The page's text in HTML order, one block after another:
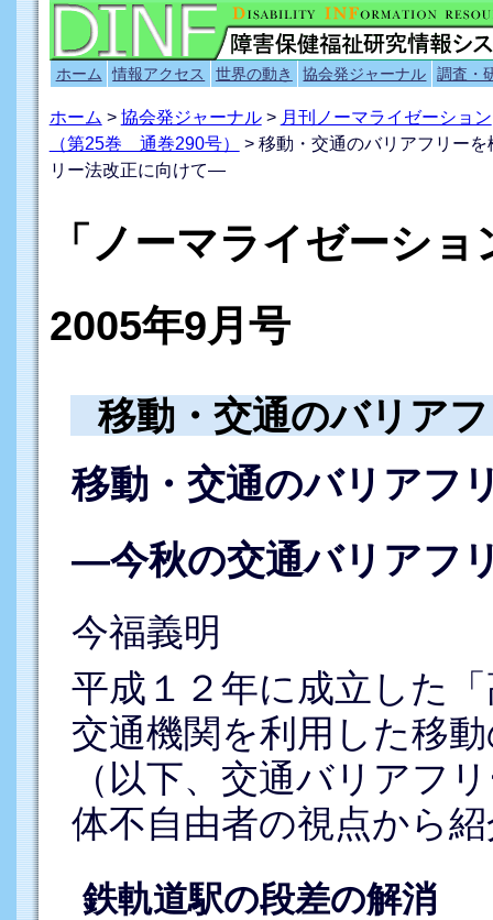
ホーム 情報アクセス 世界の動き 協会発ジャーナル 調査・
ホーム > 協会発ジャーナル> 月刊ノーマライゼーション
（第25巻 通巻290号）
> 移動・交通のバリアフリー
リー法改正に向けて―
「ノーマライゼー
2005年9月号
移動・交通のバリア
移動・交通のバリアフ
―今秋の交通バリアフ
今福義明
平成１２年に成立した
交通機関を利用した移
（以下、交通バリアフ
体不自由者の視点から
鉄軌道駅の段差の解消